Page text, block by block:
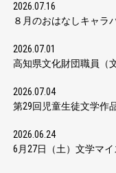
2026.07.16
８月のおはなしキャラ
2026.07.01
高知県文化財団職員（
2026.07.04
第29回児童生徒文学
2026.06.24
6月27日（土）文学マ